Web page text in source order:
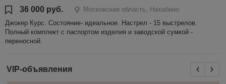
36 000 руб.
Московская область, Нахабино
Джокер Курс. Состояние- идеальное. Настрел - 15 выстрелов.
Полный комплект с паспортом изделия и заводской сумкой -
переносной.
VIP-объявления